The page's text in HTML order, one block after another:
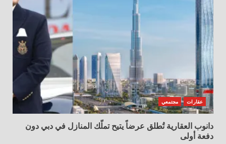
عقارات مجتمعي
دانوب العقارية تُطلق عرضاً يتيح تملّك المنازل في دبي دون
دفعة أولى